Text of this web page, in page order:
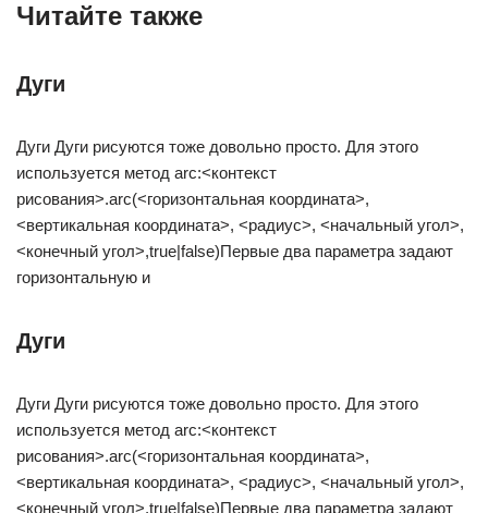
Читайте также
Дуги
Дуги Дуги рисуются тоже довольно просто. Для этого
используется метод arc:<контекст
рисования>.arc(<горизонтальная координата>,
<вертикальная координата>, <радиус>, <начальный угол>,
<конечный угол>,true|false)Первые два параметра задают
горизонтальную и
Дуги
Дуги Дуги рисуются тоже довольно просто. Для этого
используется метод arc:<контекст
рисования>.arc(<горизонтальная координата>,
<вертикальная координата>, <радиус>, <начальный угол>,
<конечный угол>,true|false)Первые два параметра задают